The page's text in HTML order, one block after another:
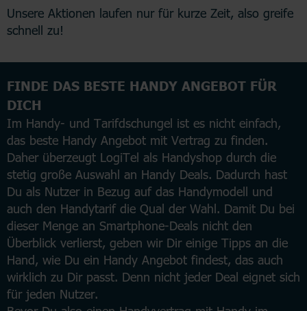
Unsere Aktionen laufen nur für kurze Zeit, also greife
schnell zu!
FINDE DAS BESTE HANDY ANGEBOT FÜR
DICH
Im Handy- und Tarifdschungel ist es nicht einfach,
das beste Handy Angebot mit Vertrag zu finden.
Daher überzeugt LogiTel als Handyshop durch die
stetig große Auswahl an Handy Deals. Dadurch hast
Du als Nutzer in Bezug auf das Handymodell und
auch den Handytarif die Qual der Wahl. Damit Du bei
dieser Menge an Smartphone-Deals nicht den
Überblick verlierst, geben wir Dir einige Tipps an die
Hand, wie Du ein Handy Angebot findest, das auch
wirklich zu Dir passt. Denn nicht jeder Deal eignet sich
für jeden Nutzer.